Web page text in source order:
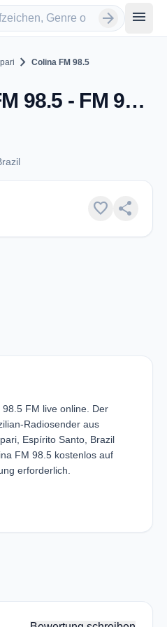
arrow_forward menu
chevron_right Colina FM 98.5
Colina FM 98.5 - FM 98.5 - Guarapari
favorite share
FM live online. Der
Radiosender aus
Espírito Santo, Brazil
FM 98.5 kostenlos auf
erforderlich.